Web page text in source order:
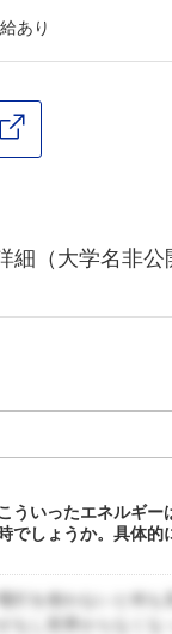
あり
細（大学名非公
ういったエネルギー
でしょうか。具体的
を使わないと何も